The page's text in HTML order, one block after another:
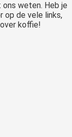
weten. Heb je
op de vele links,
koffie!